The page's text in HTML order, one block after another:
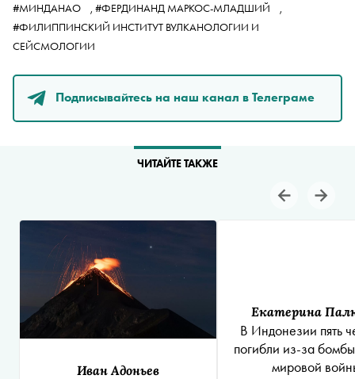
#МИНДАНАО
, #ФЕРДИНАНД МАРКОС-МЛАДШИЙ
,
#ФИЛИППИНСКИЙ ИНСТИТУТ ВУЛКАНОЛОГИИ И
СЕЙСМОЛОГИИ
Подписывайтесь на наш канал в Телеграме
ЧИТАЙТЕ ТАКЖЕ
Иван Адоньев
Екатерина
В Индонезии пять
погибли из-за
мировой